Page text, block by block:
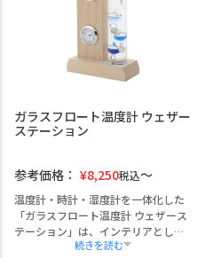
熨斗・ラッピング・手提げ袋も対応
ガラスフロート温度計 ウェザー
ステーション
参考価格： ¥8,250税込
温度計・時計・湿度計を一体化した
「ガラスフロート温度計 ウェザース
テーション」は、インテリアとして
の美しさと機能性を兼ね備えたアイ